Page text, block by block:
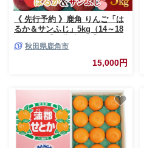
《 先行予約 》鹿角 りんご「は
るか＆サンふじ」5kg（14～18
年12月上旬発送開始 リンゴ 林
檎 贈答用 果汁 完熟 旬 県産り
んご お中元 お歳暮 贈り物 お見
あきた 鹿角市 鹿角 送料無料
秋田県鹿角市
15,000円